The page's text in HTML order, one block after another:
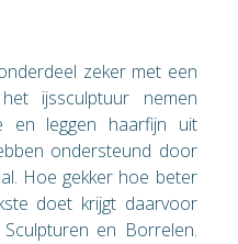
zeker met een
ijssculptuur nemen
en leggen haarfijn uit
ondersteund door
Hoe gekker hoe beter
doet krijgt daarvoor
en Borrelen.